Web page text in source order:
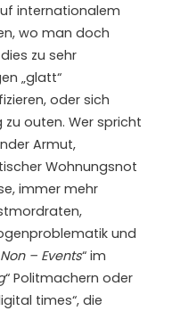
internationalem
wo man doch
zu sehr
„glatt“
oder sich
outen. Wer spricht
Armut,
Wohnungsnot
immer mehr
und
Non – Events“ im
“ Politmachern oder
times“, die